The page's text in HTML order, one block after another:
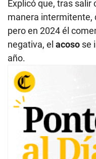
Explicó que, tras
manera intermitente,
pero en 2024 él
negativa, el acoso se
año.